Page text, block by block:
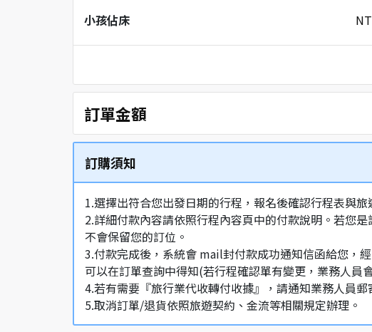
小孩佔床
訂單金額
訂購須知
1.選擇出符合您出發日期的行程，報名後確認行程表與
2.詳細付款內容請依照行程內容頁中的付款說明。若您
不會保留您的訂位。
3.付款完成後，系統會 mail封付款成功通知信函給您，
可以在訂單查詢中得知(若行程確認單有變更，業務人員
4.若有需要『旅行業代收轉付收據』，請通知業務人員郵
5.取消訂單/退貨依照旅遊契約、金流等相關規定辦理。